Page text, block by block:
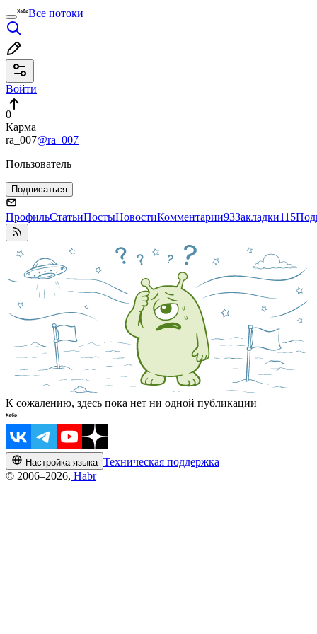
Все потоки
Войти
0
Карма
ra_007@ra_007
Пользователь
Подписаться
ПрофильСтатьиПостыНовостиКомментарии93Закладки115
К сожалению, здесь пока нет ни одной публикации
Настройка языка Техническая поддержка
© 2006–2026, Habr